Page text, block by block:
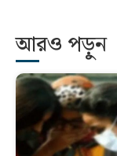
আরও পড়ুন